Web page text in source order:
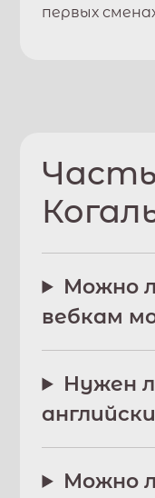
первых
Можно
вебкам
Нужен
Можно